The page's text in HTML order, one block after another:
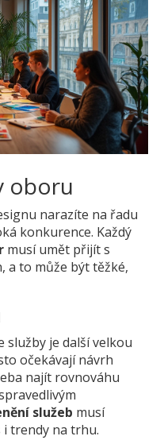
oboru
narazíte na řadu
konkurence. Každý
musí umět přijít s
a to může být těžké,
služby je další velkou
očekávají návrh
najít rovnováhu
služeb musí
trendy na trhu.